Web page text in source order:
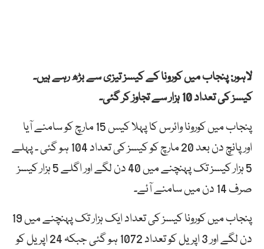
لاہور: پنجاب میں کورونا کے کیسز تیزی سے بڑھ رہے ہیں۔
کیسز کی تعداد 10 ہزار سے تجاوز کر گئی۔
پنجاب میں کورونا وائرس کا پہلا کیس 15 مارچ کو سامنے آیا
اور پانچ دن بعد 20 مارچ کو کیسز کی تعداد 104 ہو گئی ۔ پہلے
5 ہزار کیسز تک پہنچنے میں 40 دن لگے اور اگلے 5 ہزار کیسز
صرف 14 دن میں سامنے آئے۔
پنجاب میں کورونا کیسز کی تعداد ایک ہزار تک پہنچنے میں 19
دن لگے اور 3 اپریل کو تعداد 1072 ہو گئی جبکہ 24 اپریل کو